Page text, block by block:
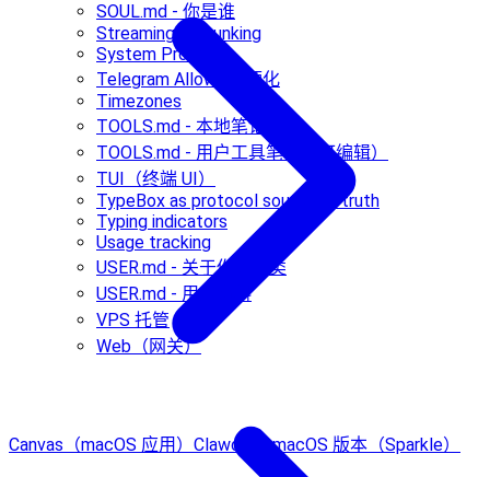
SOUL.md - 你是谁
Streaming + chunking
System Prompt
Telegram Allowlist 硬化
Timezones
TOOLS.md - 本地笔记
TOOLS.md - 用户工具笔记（可编辑）
TUI（终端 UI）
TypeBox as protocol source of truth
Typing indicators
Usage tracking
USER.md - 关于你的人类
USER.md - 用户资料
VPS 托管
Web（网关）
Canvas（macOS 应用） Clawdbot macOS 版本（Sparkle）